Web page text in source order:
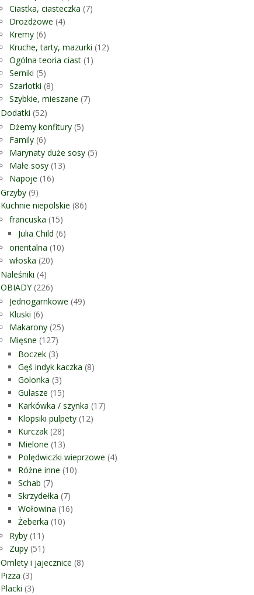
Ciastka, ciasteczka (7)
Drożdżowe (4)
Kremy (6)
Kruche, tarty, mazurki (12)
Ogólna teoria ciast (1)
Serniki (5)
Szarlotki (8)
Szybkie, mieszane (7)
Dodatki (52)
Dżemy konfitury (5)
Family (6)
Marynaty duże sosy (5)
Małe sosy (13)
Napoje (16)
Grzyby (9)
Kuchnie niepolskie (86)
francuska (15)
Julia Child (6)
orientalna (10)
włoska (20)
Naleśniki (4)
OBIADY(226)
Jednogarnkowe (49)
Kluski (6)
Makarony (25)
Mięsne (127)
Boczek (3)
Gęś indyk kaczka (8)
Golonka (3)
Gulasze (15)
Karkówka / szynka (17)
Klopsiki pulpety (12)
Kurczak (28)
Mielone (13)
Polędwiczki wieprzowe (4)
Różne inne (10)
Schab (7)
Skrzydełka (7)
Wołowina (16)
Żeberka (10)
Ryby (11)
Zupy (51)
Omlety i jajecznice (8)
Pizza (3)
Placki (3)